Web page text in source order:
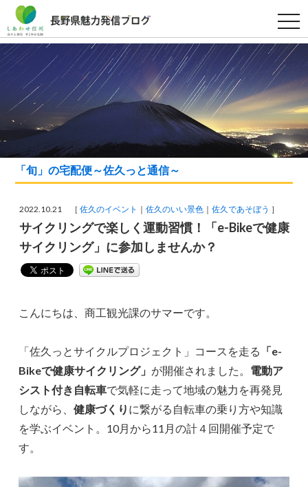
t
o
g
g
n
a
i
g
a
t
i
「旬」の宅配便～佐久っと通信～
2022.10.21 ［佐久のイベント 佐久のいい景色 佐久であそぼう ］
サイクリングで楽しく運動習慣！「e-Bikeで健康
サイクリング」に参加しませんか？
こんにちは、商工観光課のサマーです。
「佐久っとサイクルプロジェクト」コースを走る 「e-
Bikeで健康サイクリング」 が開催されました。 電動ア
シスト付き自転車で気軽に走って地域の魅力を再発見
しながら、健康づくり に繋がる自転車の乗り方や知識
を学ぶイベント。10月から11月の計４回開催予定で
す。